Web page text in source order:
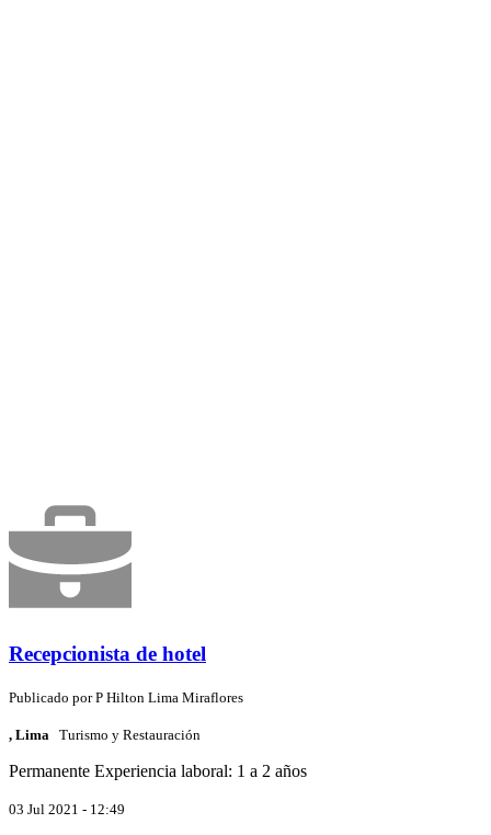
Recepcionista de hotel
Publicado porP Hilton Lima Miraflores
, Lima Turismo y Restauración
Permanente Experiencia laboral: 1 a 2 años
03 Jul 2021 - 12:49